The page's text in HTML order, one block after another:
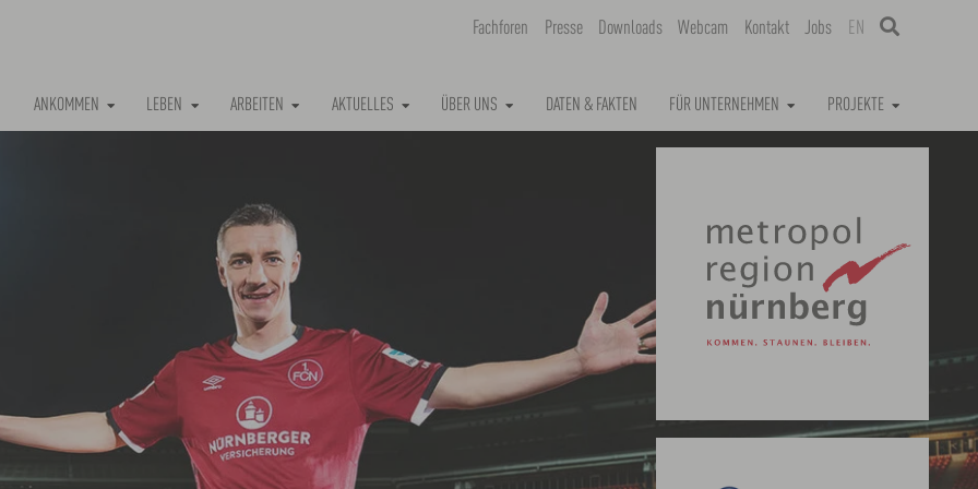
ANKOMMEN LEBEN ARBEITEN AKTUELLES ÜBER UNS DATEN & FAKTEN FÜR UNTERNEHMEN PROJEKTE
Fachforen Presse Downloads Webcam Kontakt Jobs EN